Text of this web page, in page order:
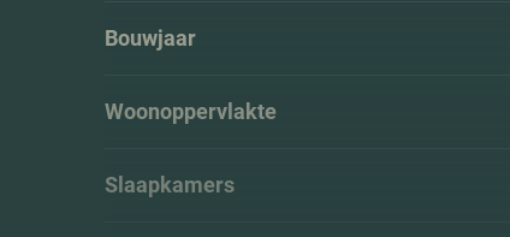
Bouwjaar
Woonoppervlakte
Slaapkamers